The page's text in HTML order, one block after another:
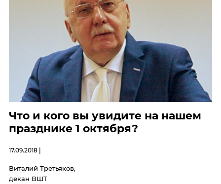
Что и кого вы увидите на нашем
празднике 1 октября?
17.09.2018 |
Виталий Третьяков,
декан ВШТ